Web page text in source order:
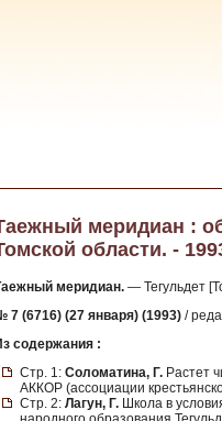
меридиан :
области. -
меридиан. — Тегульдет
7 (6716) (27 января) (1993) /
содержания :
Стр. 1: Соломатина, Г. Растет
АККОР (ассоциации
Стр. 2: Лагун, Г. Школа в